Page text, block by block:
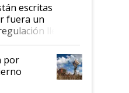
escritas
fuera un
llegó
y hasta se
al IPCVA
por